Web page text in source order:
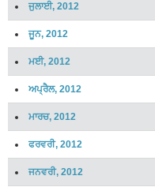
ਜੁਲਾਈ, 2012
ਜੂਨ, 2012
ਮਈ, 2012
ਅਪ੍ਰੈਲ, 2012
ਮਾਰਚ, 2012
ਫਰਵਰੀ, 2012
ਜਨਵਰੀ, 2012